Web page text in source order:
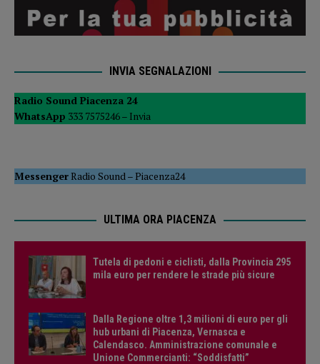
INVIA SEGNALAZIONI
Radio Sound Piacenza 24
WhatsApp 333 7575246 – Invia
MessengerRadio Sound –Piacenza24
ULTIMA ORA PIACENZA
Tutela di pedoni e ciclisti, dalla Provincia 295
mila euro per rendere le strade più sicure
Dalla Regione oltre 1,3 milioni di euro per gli
hub urbani di Piacenza, Vernasca e
Calendasco. Amministrazione comunale e
Unione Commercianti: “Soddisfatti”